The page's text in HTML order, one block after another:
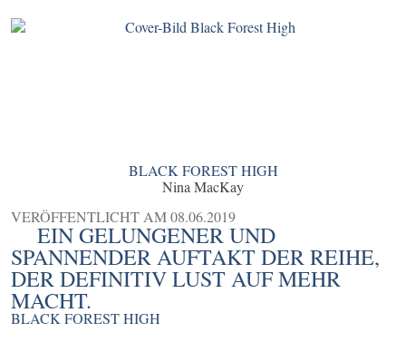
BLACK FOREST HIGH
Nina MacKay
VERÖFFENTLICHT AM08.06.2019
EIN GELUNGENER UND
SPANNENDER AUFTAKT DER REIHE,
DER DEFINITIV LUST AUF MEHR
MACHT.
BLACK FOREST HIGH